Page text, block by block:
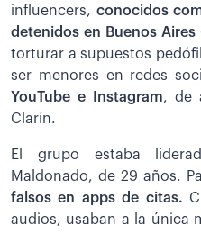
influencers, conocidos
detenidos en Buenos Aires
torturar a supuestos
ser menores en redes
YouTube e Instagram, de
Clarín.
El grupo estaba
Maldonado, de 29 años.
falsos en apps de citas.
audios, usaban a la única